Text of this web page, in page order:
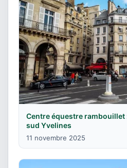
Centre équestre rambouillet
sud Yvelines
11 novembre 2025